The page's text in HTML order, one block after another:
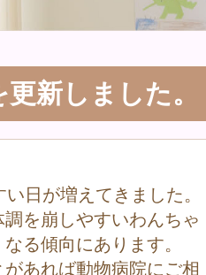
新しました。
日が増えてきました。
を崩しやすいわんちゃ
る傾向にあります。
あれば動物病院にご相